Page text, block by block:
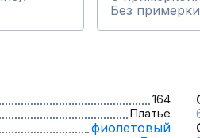
Без
164
Платье
фиолетовый